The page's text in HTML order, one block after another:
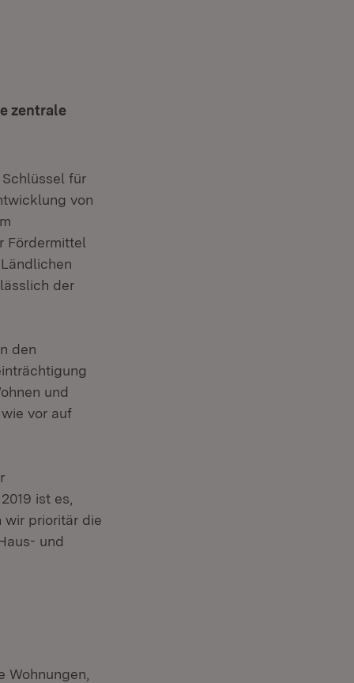
zentrale
Schlüssel für
von
Fördermittel
der
den
und
vor auf
ist es,
wir prioritär die
und
Wohnungen,